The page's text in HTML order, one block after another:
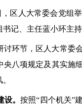
，区人大常委会党组
记、主任蓝小环主持
环节，区人大常委
八项规定及其实施
设。按照“四个机关”